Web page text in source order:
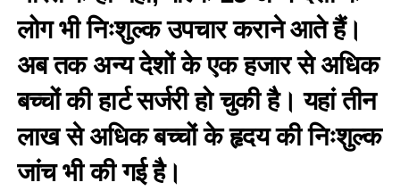
लोग भी निःशुल्क उपचार कराने आते हैं।
अब तक अन्य देशों के एक हजार से अधिक
बच्चों की हार्ट सर्जरी हो चुकी है। यहां तीन
लाख से अधिक बच्चों के हृदय की निःशुल्क
जांच भी की गई है।